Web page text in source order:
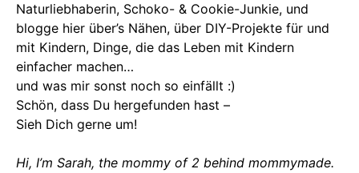
Naturliebhaberin, Schoko- & Cookie-Junkie, und
blogge hier über’s Nähen, über DIY-Projekte für und
mit Kindern, Dinge, die das Leben mit Kindern
einfacher machen…
und was mir sonst noch so einfällt :)
Schön, dass Du hergefunden hast –
Sieh Dich gerne um!
Hi, I’m Sarah, the mommy of 2 behind mommymade.